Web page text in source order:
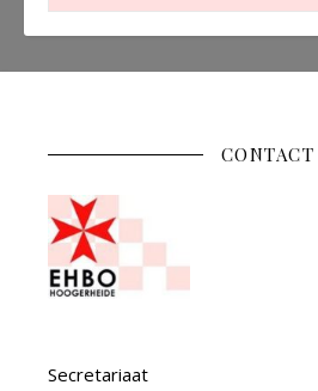
CONTACT
Secretariaat